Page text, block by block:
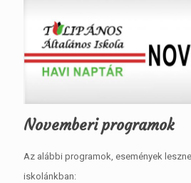
Novemberi programok
Az alábbi programok, események
iskolánkban: